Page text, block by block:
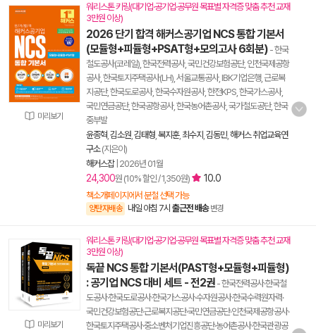
미리보기
워리스톤 키링(대기업·공기업·공무원 목표별 자격증 맞춤 추천 교재
3만원 이상)
2026 단기 합격 해커스공기업 NCS 통합 기본서
(모듈형+피듈형+PSAT형+모의고사 6회분) - 한국
철도공사(코레일), 한국전력공사, 국민건강보험공단, 인천국제공항
공사, 한국토지주택공사(LH), 서울교통공사, IBK기업은행, 근로복
지공단, 한국도로공사, 한국수자원공사, 한전KPS, 한국가스공사,
국민연금공단, 한국공항공사, 한국농어촌공사, 국가철도공단, 한국
중부발
윤종혁 김소원 김태형 복지훈, 최수지 김동민, 해커스 취업교육연
구소(지은이)
해커스잡| 2026년 01월
24,300원 (10% 할인 / 1,350원) 10.0
책소개페이지에서 분철 선택 가능
양탄자배송 내일 아침 7시 출근전 배송 변경
미리보기
워리스톤 키링(대기업·공기업·공무원 목표별 자격증 맞춤 추천 교재
3만원 이상)
독끝 NCS 통합 기본서(PAST형+모듈형+피듈형)
: 공기업 NCS 대비 세트 - 전2권 - 한국전력공사·한국철
도공사·한국도로공사·한국가스공사·수자원공사·한국수력원자력·
국민건강보험공단·근로복지공단·국민연금공단·인천국제공항공사·
한국토지주택공사·중소벤처기업진흥공단·농어촌공사·한국관광공